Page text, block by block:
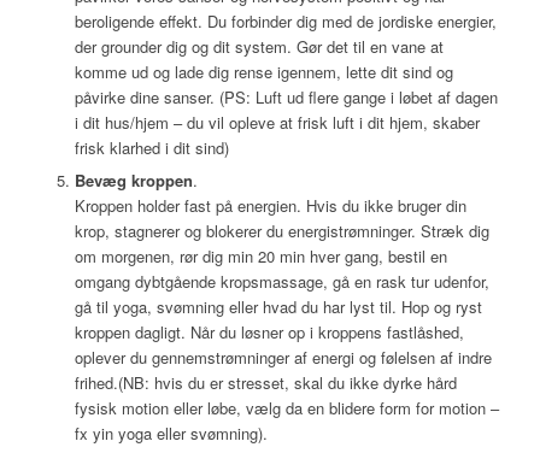
beroligende effekt. Du forbinder dig med de jordiske energier,
der grounder dig og dit system. Gør det til en vane at
komme ud og lade dig rense igennem, lette dit sind og
påvirke dine sanser. (PS: Luft ud flere gange i løbet af dagen
i dit hus/hjem – du vil opleve at frisk luft i dit hjem, skaber
frisk klarhed i dit sind)
Bevæg kroppen.
Kroppen holder fast på energien. Hvis du ikke bruger din
krop, stagnerer og blokerer du energistrømninger. Stræk dig
om morgenen, rør dig min 20 min hver gang, bestil en
omgang dybtgående kropsmassage, gå en rask tur udenfor,
gå til yoga, svømning eller hvad du har lyst til. Hop og ryst
kroppen dagligt. Når du løsner op i kroppens fastlåshed,
oplever du gennemstrømninger af energi og følelsen af indre
frihed.(NB: hvis du er stresset, skal du ikke dyrke hård
fysisk motion eller løbe, vælg da en blidere form for motion –
fx yin yoga eller svømning).